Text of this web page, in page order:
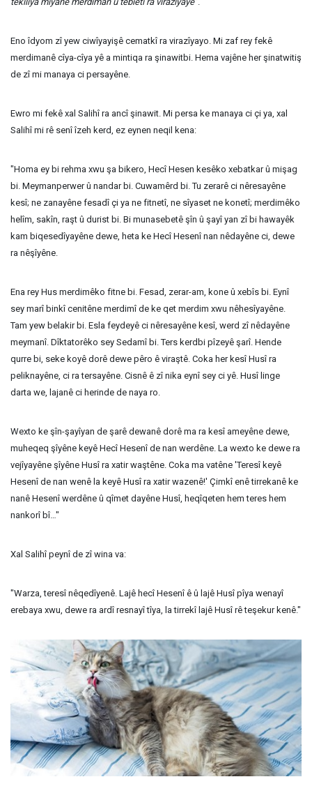
Eno îdyom zî yew ciwîyayişê cematkî ra virazîyayo. Mi zaf rey fekê
merdimanê cîya-cîya yê a mintiqa ra şinawitbi. Hema vajêne her şinatwitiş
de zî mi manaya ci persayêne.
Ewro mi fekê xal Salihî ra ancî şinawit. Mi persa ke manaya ci çi ya, xal
Salihî mi rê senî îzeh kerd, ez eynen neqil kena:
"Homa ey bi rehma xwu şa bikero, Hecî Hesen kesêko xebatkar û mişag
bi. Meymanperwer û nandar bi. Cuwamêrd bi. Tu zerarê ci nêresayêne
kesî; ne zanayêne fesadî çi ya ne fitnetî, ne sîyaset ne konetî; merdimêko
helîm, sakîn, raşt û durist bi. Bi munasebetê şîn û şayî yan zî bi hawayêk
kam biqesedîyayêne dewe, heta ke Hecî Hesenî nan nêdayêne ci, dewe
ra nêşîyêne.
Ena rey Hus merdimêko fitne bi. Fesad, zerar-am, kone û xebîs bi. Eynî
sey marî binkî cenitêne merdimî de ke qet merdim xwu nêhesîyayêne.
Tam yew belakir bi. Esla feydeyê ci nêresayêne kesî, werd zî nêdayêne
meymanî. Dîktatorêko sey Sedamî bi. Ters kerdbi pîzeyê şarî. Hende
qurre bi, seke koyê dorê dewe pêro ê viraştê. Coka her kesî Husî ra
peliknayêne, ci ra tersayêne. Cisnê ê zî nika eynî sey ci yê. Husî linge
darta we, lajanê ci herinde de naya ro.
Wexto ke şîn-şayîyan de şarê dewanê dorê ma ra kesî ameyêne dewe,
muheqeq şîyêne keyê Hecî Hesenî de nan werdêne. La wexto ke dewe ra
vejîyayêne şîyêne Husî ra xatir waştêne. Coka ma vatêne 'Teresî keyê
Hesenî de nan wenê la keyê Husî ra xatir wazenê!' Çimkî enê tirrekanê ke
nanê Hesenî werdêne û qîmet dayêne Husî, heqîqeten hem teres hem
nankorî bî…"
Xal Salihî peynî de zî wina va:
"Warza, teresî nêqedîyenê. Lajê hecî Hesenî ê û lajê Husî pîya wenayî
erebaya xwu, dewe ra ardî resnayî tîya, la tirrekî lajê Husî rê teşekur kenê."